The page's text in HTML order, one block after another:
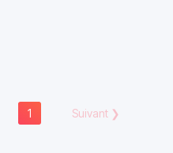
1 Suivant❯